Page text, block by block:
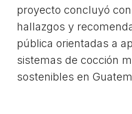
proyecto concluyó
hallazgos y
pública orientadas a
sistemas de cocción
sostenibles en